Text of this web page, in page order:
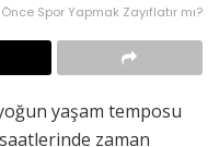
Spor Yapmak Zayıflatır mı?
yaşam temposu
zaman